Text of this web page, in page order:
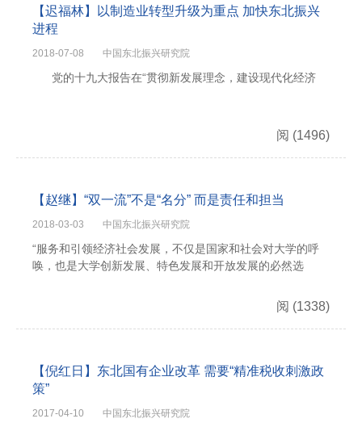
产，两手都要抓，两手都要硬”。 中央应对新冠肺炎疫
情工作领导小组会议强调，坚持依法...
【迟福林】以制造业转型升级为重点 加快东北振兴
进程
2018-07-08 中国东北振兴研究院
党的十九大报告在“贯彻新发展理念，建设现代化经济
阅 (1496)
【赵继】“双一流”不是“名分” 而是责任和担当
2018-03-03 中国东北振兴研究院
“服务和引领经济社会发展，不仅是国家和社会对大学的呼
唤，也是大学创新发展、特色发展和开放发展的必然选
阅 (1338)
【倪红日】东北国有企业改革 需要“精准税收刺激政
策”
2017-04-10 中国东北振兴研究院